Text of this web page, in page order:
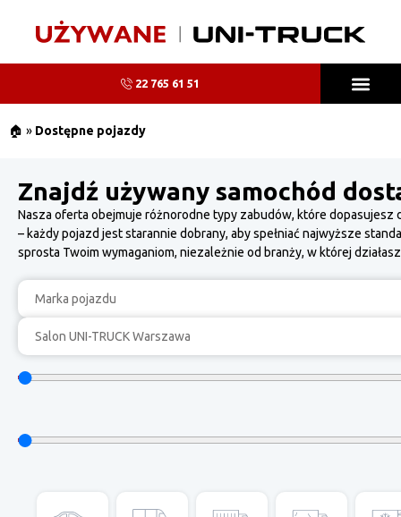
22 765 61 51
🏠 » Dostępne pojazdy
Znajdź używany samochód
Nasza oferta obejmuje różnorodne typy zabudów, które
– każdy pojazd jest starannie dobrany, aby spełniać najwyższe
sprosta Twoim wymaganiom, niezależnie od branży, w której